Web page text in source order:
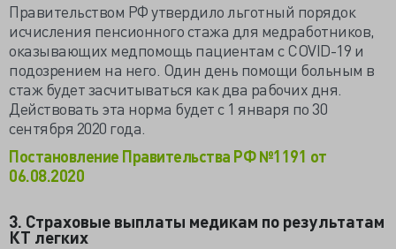
Правительством РФ утвердило льготный порядок
исчисления пенсионного стажа для медработников,
оказывающих медпомощь пациентам с COVID-19 и
подозрением на него. Один день помощи больным в
стаж будет засчитываться как два рабочих дня.
Действовать эта норма будет с 1 января по 30
сентября 2020 года.
Постановление Правительства РФ №1191 от
06.08.2020
3. Страховые выплаты медикам по результатам
КТ легких